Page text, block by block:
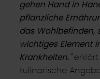
gehen Hand in
pflanzliche
das Wohlbefinden,
wichtiges Element
Krankheiten."
kulinarische